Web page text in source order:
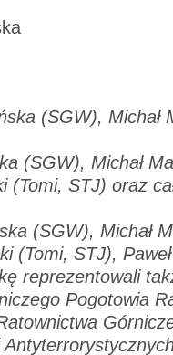
(SGW), Michał
(SGW), Michał
(Tomi, STJ) oraz
(SGW), Michał
(Tomi, STJ),
reprezentowali
Pogotowia